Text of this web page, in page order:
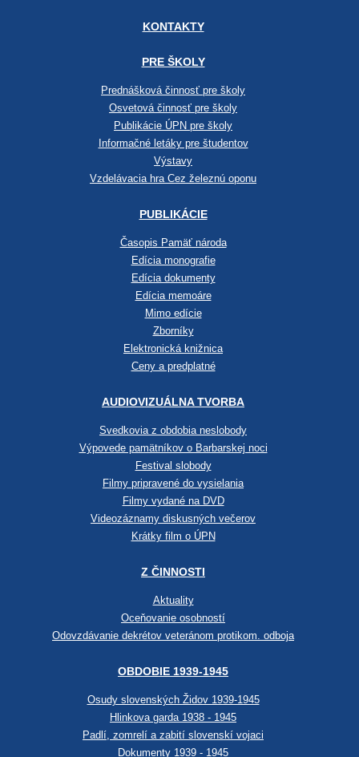
KONTAKTY
PRE ŠKOLY
Prednášková činnosť pre školy
Osvetová činnosť pre školy
Publikácie ÚPN pre školy
Informačné letáky pre študentov
Výstavy
Vzdelávacia hra Cez železnú oponu
PUBLIKÁCIE
Časopis Pamäť národa
Edícia monografie
Edícia dokumenty
Edícia memoáre
Mimo edície
Zborníky
Elektronická knižnica
Ceny a predplatné
AUDIOVIZUÁLNA TVORBA
Svedkovia z obdobia neslobody
Výpovede pamätníkov o Barbarskej noci
Festival slobody
Filmy pripravené do vysielania
Filmy vydané na DVD
Videozáznamy diskusných večerov
Krátky film o ÚPN
Z ČINNOSTI
Aktuality
Oceňovanie osobností
Odovzdávanie dekrétov veteránom protikom. odboja
OBDOBIE 1939-1945
Osudy slovenských Židov 1939-1945
Hlinkova garda 1938 - 1945
Padlí, zomrelí a zabití slovenskí vojaci
Dokumenty 1939 - 1945